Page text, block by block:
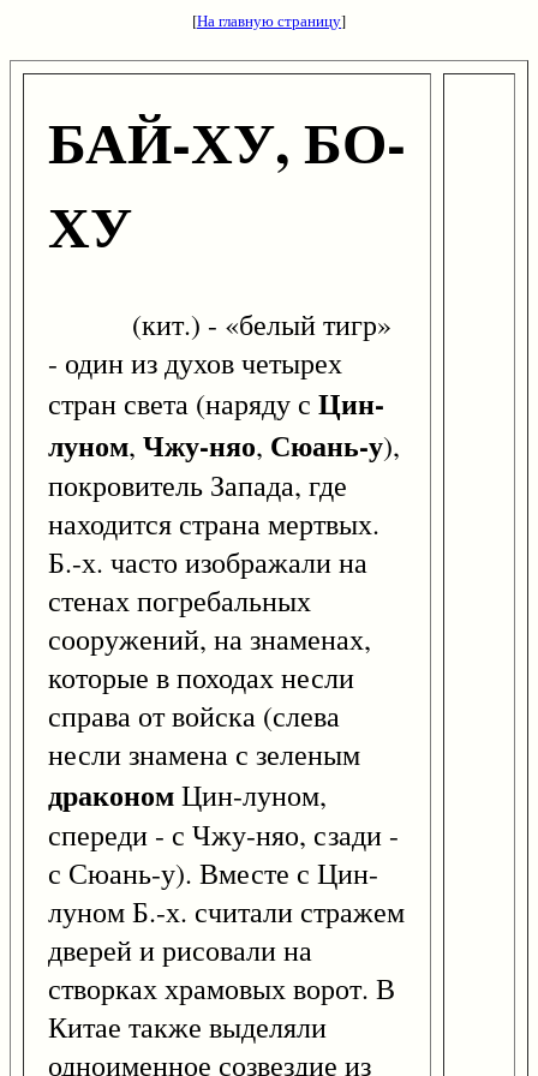
[На главную страницу]
БАЙ-ХУ, БО-
ХУ
(кит.) - «белый тигр»
- один из духов четырех
стран света (наряду с Цин-
луном, Чжу-няо, Сюань-у),
покровитель Запада, где
находится страна мертвых.
Б.-х. часто изображали на
стенах погребальных
сооружений, на знаменах,
которые в походах несли
справа от войска (слева
несли знамена с зеленым
дракономЦин-луном,
спереди - с Чжу-няо, сзади -
с Сюань-у). Вместе с Цин-
луном Б.-х. считали стражем
дверей и рисовали на
створках храмовых ворот. В
Китае также выделяли
одноименное созвездие из